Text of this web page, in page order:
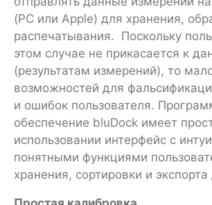
(PC или Apple) для хранения,
распечатывания. Поскольку
этом случае не прикасается к
(результатам измерений), то
возможностей для
и ошибок пользователя.
обеспечение bluDock имеет
использовании интерфейс с
понятными функциями
хранения, сортировки и